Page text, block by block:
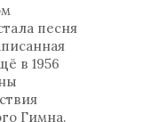
песня
в 1956
Гимна.